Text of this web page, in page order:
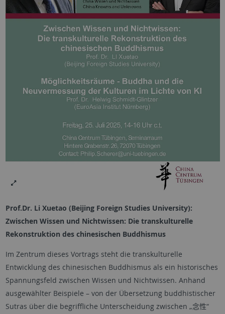
Prof.Dr. Li Xuetao (Beijing Foreign Studies University):
Zwischen Wissen und Nichtwissen: Die transkulturelle
Rekonstruktion des chinesischen Buddhismus
Im Zentrum dieses Vortrags steht die transkulturelle
Entwicklung des chinesischen Buddhismus als ein historisches
Spannungsfeld zwischen Wissen und Nichtwissen. Anhand
ausgewählter Beispiele – von der Übersetzung buddhistischer
Sutras über die begriffliche Unterscheidung zwischen „念性“